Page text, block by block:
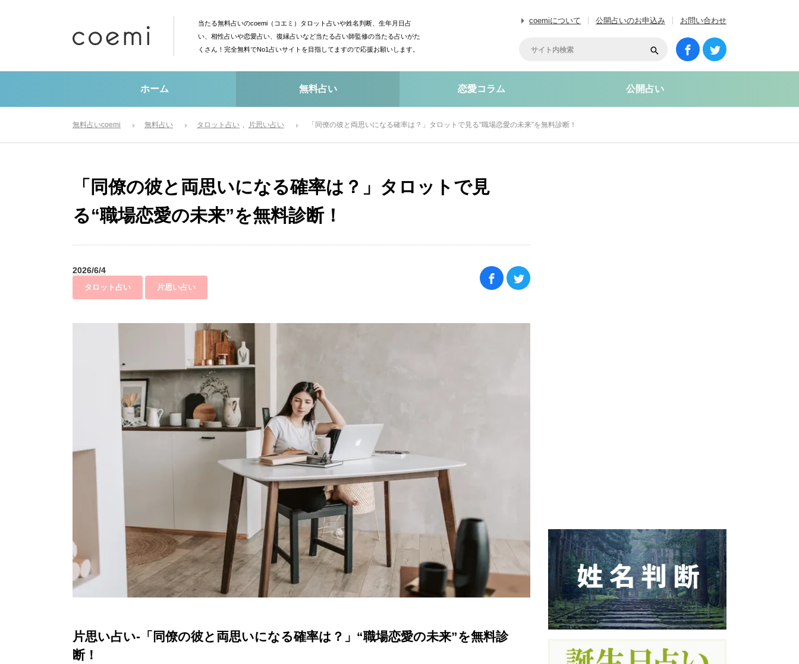
当たる無料占いのcoemi（コエミ）タロット占いや姓名判断、生年月日占
い、相性占いや恋愛占い、復縁占いなど当たる占い師監修の当たる占いがた
くさん！完全無料でNo1占いサイトを目指してますので応援お願いします。
coemiについて 公開占いのお申込み お問い合わせ
ホーム 無料占い 恋愛コラム 公開占い
無料占いcoemi 無料占い タロット占い 片思い占い 「同僚の彼と両思いになる確率は？」タロットで見る“職場恋愛の未来”を無料診断！
「同僚の彼と両思いになる確率は？」タロットで見
る“職場恋愛の未来”を無料診断！
2026/6/4
タロット占い 片思い占い
片思い占い-「同僚の彼と両思いになる確率は？」“職場恋愛の未来”を無料診
断！